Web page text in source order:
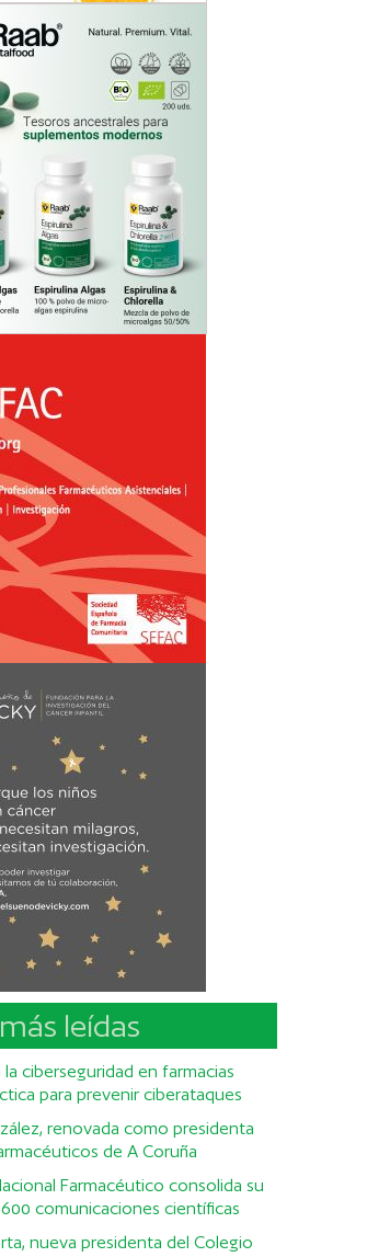
leídas
ciberseguridad en farmacias
para prevenir ciberataques
renovada como presidenta
de A Coruña
Farmacéutico consolida su
comunicaciones científicas
nueva presidenta del Colegio